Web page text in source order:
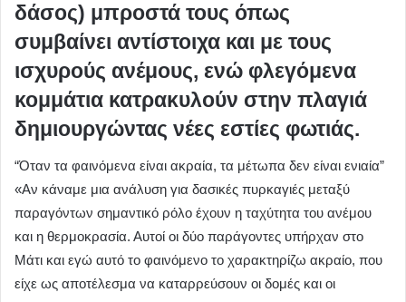
δάσος) μπροστά τους όπως
συμβαίνει αντίστοιχα και με τους
ισχυρούς ανέμους, ενώ φλεγόμενα
κομμάτια κατρακυλούν στην πλαγιά
δημιουργώντας νέες εστίες φωτιάς.
“Όταν τα φαινόμενα είναι ακραία, τα μέτωπα δεν είναι ενιαία”
«Αν κάναμε μια ανάλυση για δασικές πυρκαγιές μεταξύ
παραγόντων σημαντικό ρόλο έχουν η ταχύτητα του ανέμου
και η θερμοκρασία. Αυτοί οι δύο παράγοντες υπήρχαν στο
Μάτι και εγώ αυτό το φαινόμενο το χαρακτηρίζω ακραίο, που
είχε ως αποτέλεσμα να καταρρεύσουν οι δομές και οι